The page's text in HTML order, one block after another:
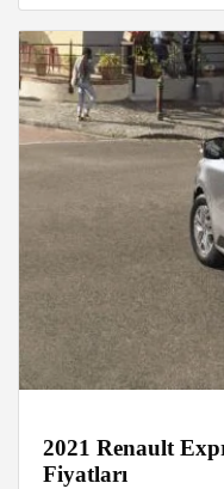
2021 Renault
Fiyatları